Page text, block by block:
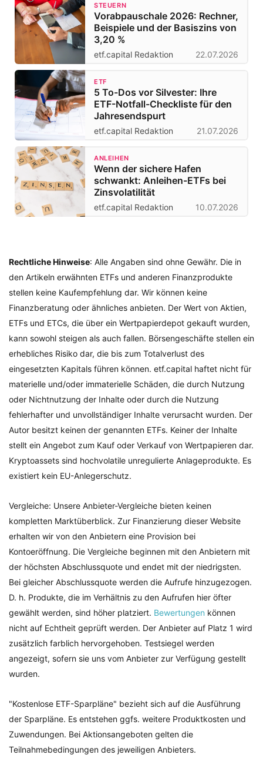
STEUERN
Vorabpauschale 2026: Rechner,
Beispiele und der Basiszins von
3,20 %
etf.capital Redaktion 22.07.2026
ETF
5 To-Dos vor Silvester: Ihre
ETF-Notfall-Checkliste für den
Jahresendspurt
etf.capital Redaktion 21.07.2026
ANLEIHEN
Wenn der sichere Hafen
schwankt: Anleihen-ETFs bei
Zinsvolatilität
etf.capital Redaktion 10.07.2026
Rechtliche Hinweise: Alle Angaben sind ohne Gewähr. Die in
den Artikeln erwähnten ETFs und anderen Finanzprodukte
stellen keine Kaufempfehlung dar. Wir können keine
Finanzberatung oder ähnliches anbieten. Der Wert von Aktien,
ETFs und ETCs, die über ein Wertpapierdepot gekauft wurden,
kann sowohl steigen als auch fallen. Börsengeschäfte stellen ein
erhebliches Risiko dar, die bis zum Totalverlust des
eingesetzten Kapitals führen können. etf.capital haftet nicht für
materielle und/oder immaterielle Schäden, die durch Nutzung
oder Nichtnutzung der Inhalte oder durch die Nutzung
fehlerhafter und unvollständiger Inhalte verursacht wurden. Der
Autor besitzt keinen der genannten ETFs. Keiner der Inhalte
stellt ein Angebot zum Kauf oder Verkauf von Wertpapieren dar.
Kryptoassets sind hochvolatile unregulierte Anlageprodukte. Es
existiert kein EU-Anlegerschutz.
Vergleiche: Unsere Anbieter-Vergleiche bieten keinen
kompletten Marktüberblick. Zur Finanzierung dieser Website
erhalten wir von den Anbietern eine Provision bei
Kontoeröffnung. Die Vergleiche beginnen mit den Anbietern mit
der höchsten Abschlussquote und endet mit der niedrigsten.
Bei gleicher Abschlussquote werden die Aufrufe hinzugezogen.
D. h. Produkte, die im Verhältnis zu den Aufrufen hier öfter
gewählt werden, sind höher platziert. Bewertungen können
nicht auf Echtheit geprüft werden. Der Anbieter auf Platz 1 wird
zusätzlich farblich hervorgehoben. Testsiegel werden
angezeigt, sofern sie uns vom Anbieter zur Verfügung gestellt
wurden.
"Kostenlose ETF-Sparpläne" bezieht sich auf die Ausführung
der Sparpläne. Es entstehen ggfs. weitere Produktkosten und
Zuwendungen. Bei Aktionsangeboten gelten die
Teilnahmebedingungen des jeweiligen Anbieters.